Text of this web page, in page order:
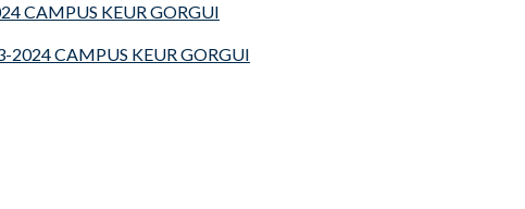
CAMPUS KEUR GORGUI
2024 CAMPUS KEUR GORGUI